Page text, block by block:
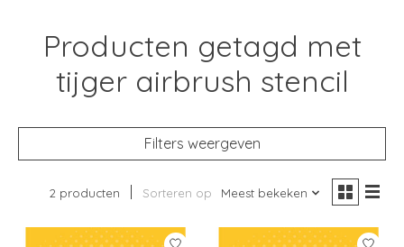
Producten getagd met
tijger airbrush stencil
Filters weergeven
2 producten Sorteren op Meest bekeken